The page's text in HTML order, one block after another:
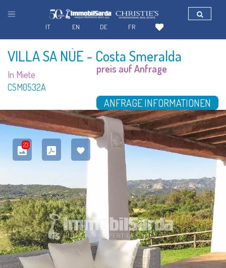
VILLA SA NÙE - Costa Smeralda
In Miete
CSM0532A
preis auf Anfrage
ANFRAGE INFORMATIONEN
23
FR
DE
EN
IT